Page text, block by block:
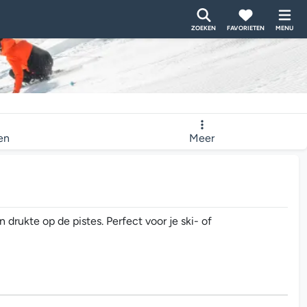
ZOEKEN FAVORIETEN MENU
Meer
drukte op de pistes. Perfect voor je ski- of